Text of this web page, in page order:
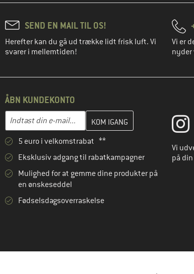
SEND EN MAIL TIL OS!
Herefter kan du gå ud trække lidt frisk luft. Vi
svarer i mellemtiden!
Vi er
nyder
ÅBN KUNDEKONTO
E-mail-adresse
Indtast din e-mailadresse her, og opret i næste trin din
5 euro i velkomstrabat **
Eksklusiv adgang til rabatkampagner
Mulighed for at gemme dine produkter på
en ønskeseddel
Fødselsdagsoverraskelse
Vi
på